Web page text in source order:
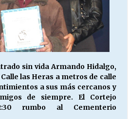
SER ALTERNATIVA
HONORARIOS, DESPIDOS
sin vida Armando Hidalgo,
las Heras a metros de calle
a sus más cercanos y
de siempre. El Cortejo
rumbo al Cementerio